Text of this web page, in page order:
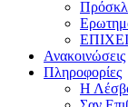
Ανακοινώσεις
Πληροφορίες
Η